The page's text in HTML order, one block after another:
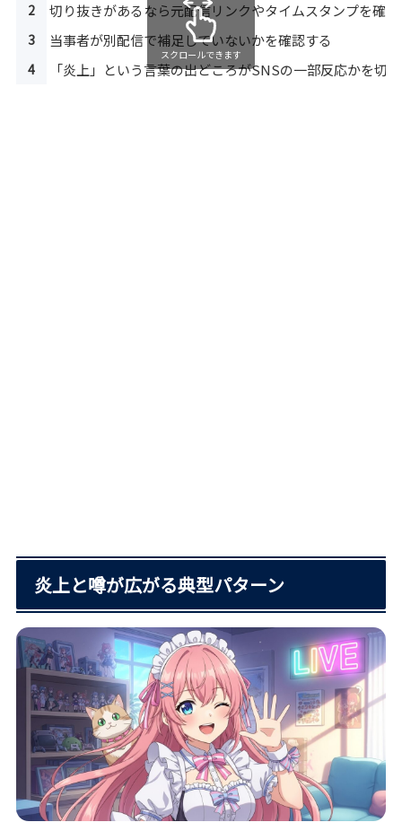
2 切り抜きがあるなら元配信リンクやタイムスタンプを確
3 当事者が別配信で補足していないかを確認する
4 「炎上」という言葉の出どころがSNSの一部反応かを切
スクロールできます
炎上と噂が広がる典型パターン